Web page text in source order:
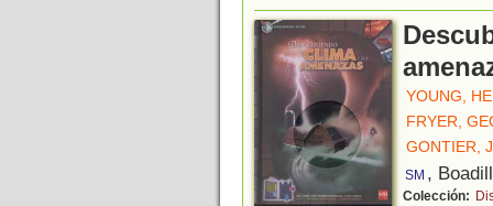
YOUNG,
FRYER,
GONTIER,
SM ,
Colección: